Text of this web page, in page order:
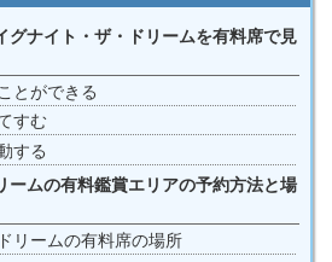
グナイト・ザ・ドリームを有料席で見
とができる
すむ
する
ームの有料鑑賞エリアの予約方法と場
リームの有料席の場所